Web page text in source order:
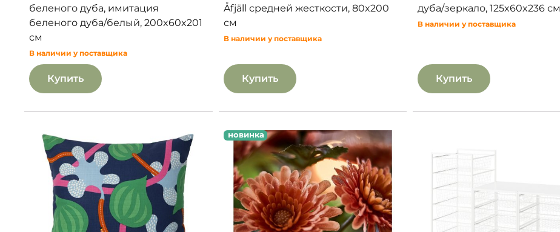
беленого дуба, имитация
беленого дуба/белый, 200x60x201
см
В наличии у поставщика
Купить
Åfjäll средней жесткости, 80x200
см
В наличии у поставщика
Купить
дуба/зеркало, 125x60x236 см
В наличии у поставщика
Купить
новинка